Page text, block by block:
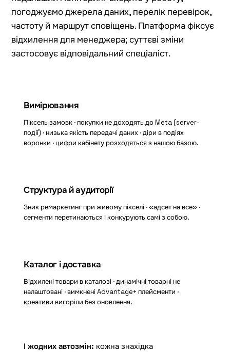
погоджуємо джерела даних, перелік перевірок,
частоту й маршрут сповіщень. Платформа фіксує
відхилення для менеджера; суттєві зміни
застосовує відповідальний спеціаліст.
Вимірювання
Піксель замовк · покупки не доходять до Meta (server-
події) · низька якість передачі даних · діри в подіях
воронки · цифри кабінету розходяться з нашою базою.
Структура й аудиторії
Зник ремаркетинг при живому пікселі · «адсет на все» ·
сегменти перетинаються і конкурують самі з собою.
Каталог і доставка
Відхилені товари в каталозі · динамічні товарні не
налаштовані · вимкнені Advantage+ плейсменти ·
креативи вигоріли без оновлення.
І жодних автозмін: кожна знахідка